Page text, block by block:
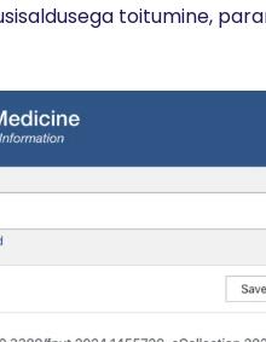
toitumine,